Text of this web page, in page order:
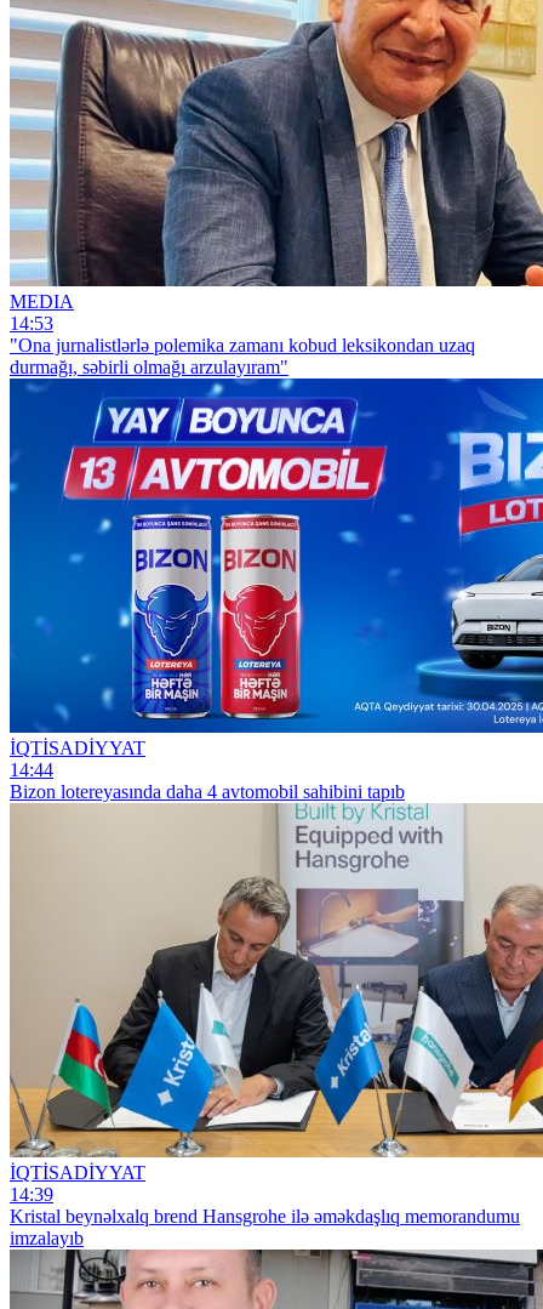
MEDIA
14:53
"Ona jurnalistlərlə polemika zamanı kobud leksikondan uzaq
durmağı, səbirli olmağı arzulayıram"
İQTİSADİYYAT
14:44
Bizon lotereyasında daha 4 avtomobil sahibini tapıb
İQTİSADİYYAT
14:39
Kristal beynəlxalq brend Hansgrohe ilə əməkdaşlıq memorandumu
imzalayıb